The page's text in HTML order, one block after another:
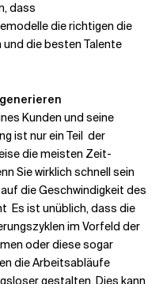
dass
die richtigen die
die besten Talente
Kunden und seine
ist nur ein Teil der
die meisten Zeit-
Sie wirklich schnell sein
die Geschwindigkeit des
Es ist unüblich, dass die
im Vorfeld der
oder diese sogar
die Arbeitsabläufe
gestalten. Dies kann